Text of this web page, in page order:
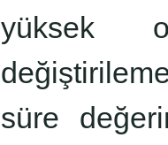
yüksek
süre